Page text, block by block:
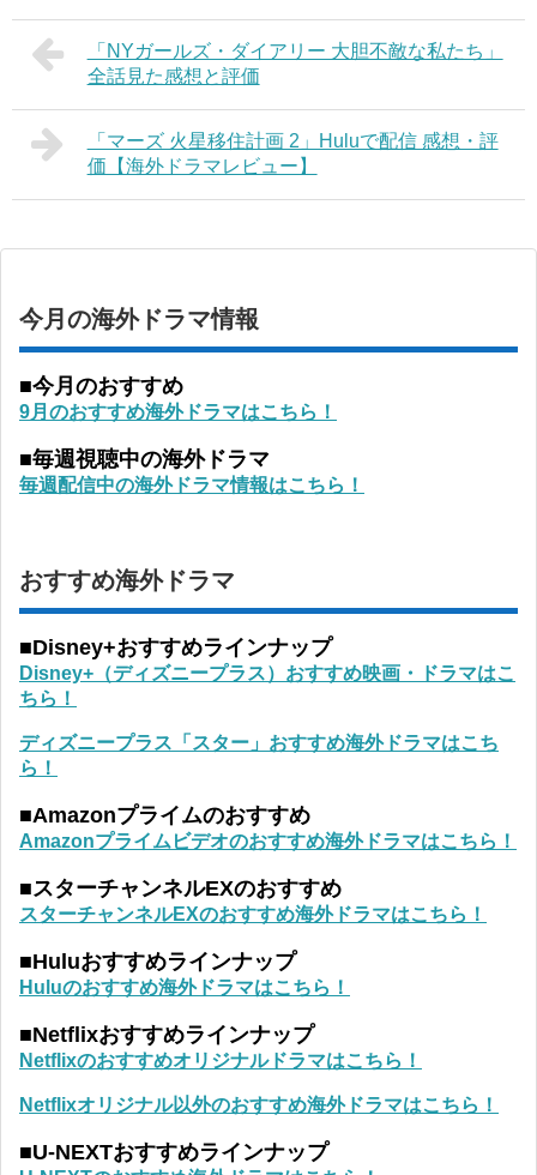
「NYガールズ・ダイアリー 大胆不敵な私たち」
全話見た感想と評価
「マーズ 火星移住計画 2」Huluで配信 感想・評
価【海外ドラマレビュー】
今月の海外ドラマ情報
■今月のおすすめ
9月のおすすめ海外ドラマはこちら！
■毎週視聴中の海外ドラマ
毎週配信中の海外ドラマ情報はこちら！
おすすめ海外ドラマ
■Disney+おすすめラインナップ
Disney+（ディズニープラス）おすすめ映画・ドラマはこ
ちら！
ディズニープラス「スター」おすすめ海外ドラマはこち
ら！
■Amazonプライムのおすすめ
Amazonプライムビデオのおすすめ海外ドラマはこちら！
■スターチャンネルEXのおすすめ
スターチャンネルEXのおすすめ海外ドラマはこちら！
■Huluおすすめラインナップ
Huluのおすすめ海外ドラマはこちら！
■Netflixおすすめラインナップ
Netflixのおすすめオリジナルドラマはこちら！
Netflixオリジナル以外のおすすめ海外ドラマはこちら！
■U-NEXTおすすめラインナップ